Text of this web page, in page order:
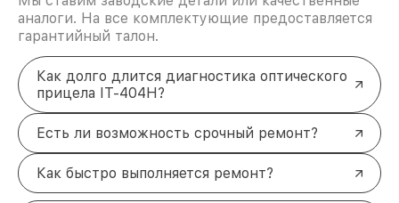
аналоги. На все комплектующие предоставляется
гарантийный талон.
Как долго длится диагностика оптического
прицела IT-404H?
Есть ли возможность срочный ремонт?
Как быстро выполняется ремонт?